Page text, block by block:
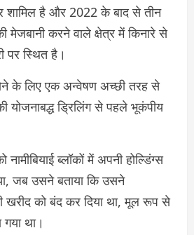
शामिल है और 2022 के बाद से तीन
मेजबानी करने वाले क्षेत्र में किनारे से
पर स्थित है।
के लिए एक अन्वेषण अच्छी तरह से
योजनाबद्ध ड्रिलिंग से पहले भूकंपीय
ब्लॉकों में अपनी होल्डिंग्स
जब उसने बताया कि उसने
खरीद को बंद कर दिया था, मूल रूप से
गया था।